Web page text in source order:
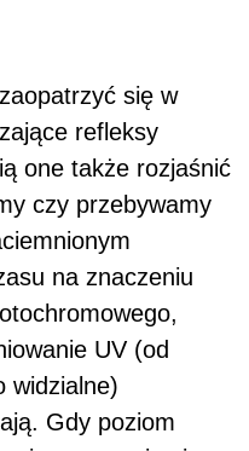
się w
refleksy
one także rozjaśnić
czy przebywamy
na znaczeniu
UV (od
widzialne)
Gdy poziom